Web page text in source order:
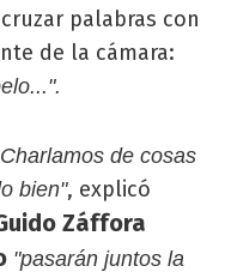
palabras con
de la cámara:
de cosas
bien", explicó
Záffora
"pasarán juntos la